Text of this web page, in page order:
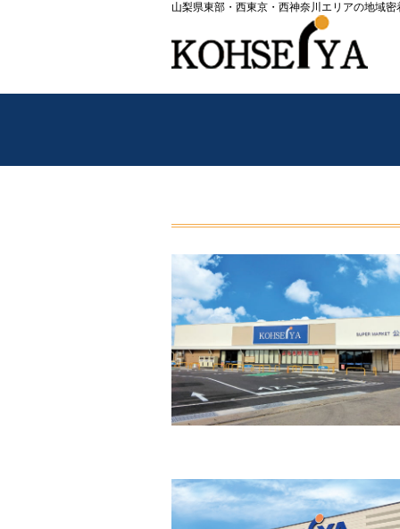
山梨県東部・西東京・西神奈川エリアの地域